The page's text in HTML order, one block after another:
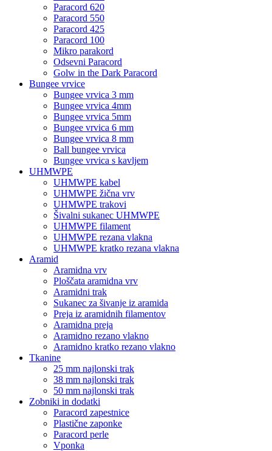
Paracord 620
Paracord 550
Paracord 425
Paracord 100
Mikro parakord
Odsevni Paracord
Golw in the Dark Paracord
Bungee vrvice
Bungee vrvica 3 mm
Bungee vrvica 4mm
Bungee vrvica 5mm
Bungee vrvica 6 mm
Bungee vrvica 8 mm
Ball bungee vrvica
Bungee vrvica s kavljem
UHMWPE
UHMWPE kabel
UHMWPE žična vrv
UHMWPE trakovi
Šivalni sukanec UHMWPE
UHMWPE filament
UHMWPE rezana vlakna
UHMWPE kratko rezana vlakna
Aramid
Aramidna vrv
Ploščata aramidna vrv
Aramidni trak
Sukanec za šivanje iz aramida
Preja iz aramidnih filamentov
Aramidna preja
Aramidno rezano vlakno
Aramidno kratko rezano vlakno
Tkanine
25 mm najlonski trak
38 mm najlonski trak
50 mm najlonski trak
Zobniki in dodatki
Paracord zapestnice
Plastične zaponke
Paracord perle
Vponka